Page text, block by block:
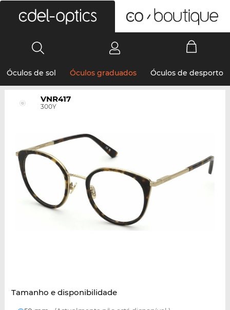
Óculos de sol Óculos graduados Óculos de desporto
VNR417
300Y
Tamanho e disponibilidade